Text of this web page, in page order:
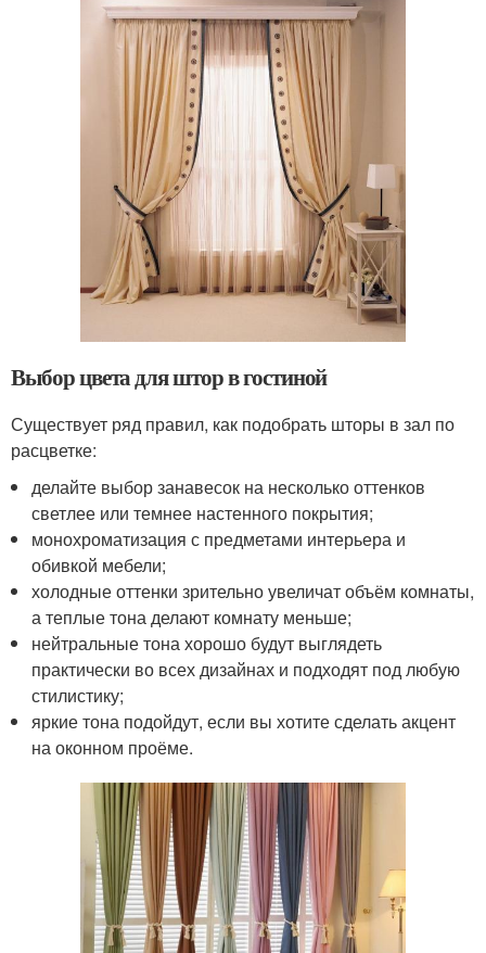
Выбор цвета для штор в гостиной
Существует ряд правил, как подобрать шторы в зал по
расцветке:
делайте выбор занавесок на несколько оттенков
светлее или темнее настенного покрытия;
монохроматизация с предметами интерьера и
обивкой мебели;
холодные оттенки зрительно увеличат объём комнаты,
а теплые тона делают комнату меньше;
нейтральные тона хорошо будут выглядеть
практически во всех дизайнах и подходят под любую
стилистику;
яркие тона подойдут, если вы хотите сделать акцент
на оконном проёме.